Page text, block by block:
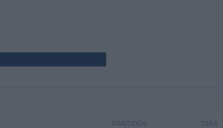
DÍAS
PARTIDOS